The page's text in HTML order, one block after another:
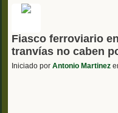
Fiasco ferroviario
tranvías no caben
Iniciado por Antonio Martinez